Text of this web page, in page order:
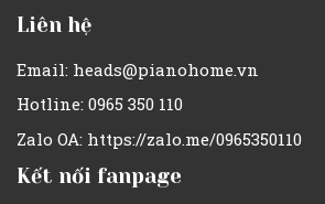
Liên hệ
Email: heads@pianohome.vn
Hotline: 0965 350 110
Zalo OA: https://zalo.me/0965350110
Kết nối fanpage